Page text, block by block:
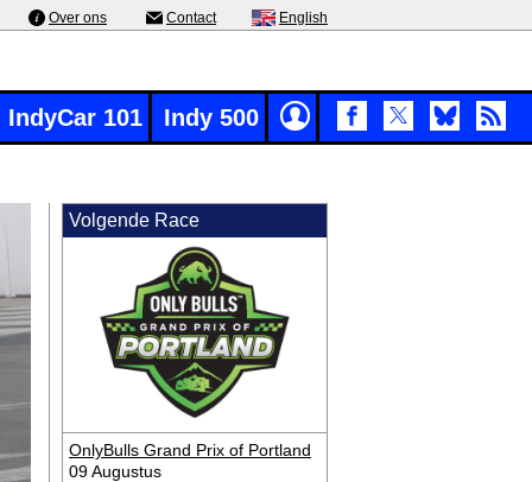
Over ons Contact English
IndyCar 101 Indy 500
Volgende Race
OnlyBulls Grand Prix of Portland
09 Augustus